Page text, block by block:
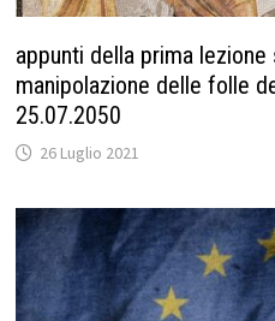
appunti della prima
manipolazione delle folle
25.07.2050
26 Luglio 2021